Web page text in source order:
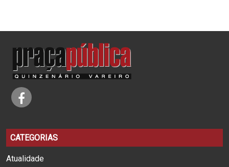
CATEGORIAS
Atualidade